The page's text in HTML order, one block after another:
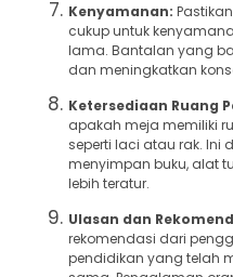
Kenyamanan:
cukup untuk
lama. Bantalan yang
dan meningkatkan
Ketersediaan Ruang
apakah meja memiliki
seperti laci atau rak. Ini
menyimpan buku, alat
lebih teratur.
Ulasan dan
rekomendasi dari
pendidikan yang telah